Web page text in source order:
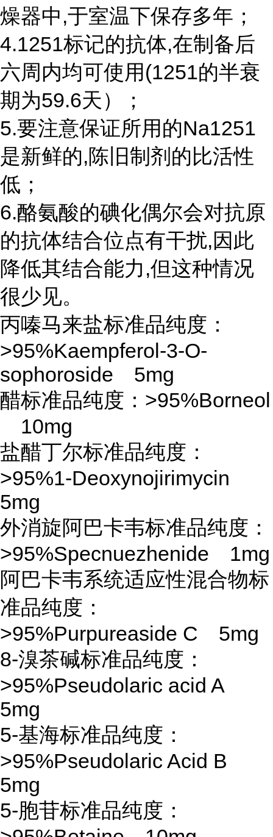
燥器中,于室温下保存多年；
4.1251标记的抗体,在制备后
六周内均可使用(1251的半衰
期为59.6天）；
5.要注意保证所用的Na1251
是新鲜的,陈旧制剂的比活性
低；
6.酪氨酸的碘化偶尔会对抗原
的抗体结合位点有干扰,因此
降低其结合能力,但这种情况
很少见。
丙嗪马来盐标准品纯度：
>95%Kaempferol-3-O-
sophoroside 5mg
醋标准品纯度： >95%Borneol
10mg
盐醋丁尔标准品纯度：
>95%1-Deoxynojirimycin
5mg
外消旋阿巴卡韦标准品纯度：
>95%Specnuezhenide 1mg
阿巴卡韦系统适应性混合物标
准品纯度：
>95%Purpureaside C 5mg
8-溴茶碱标准品纯度：
>95%Pseudolaric acid A
5mg
5-基海标准品纯度：
>95%Pseudolaric Acid B
5mg
5-胞苷标准品纯度：